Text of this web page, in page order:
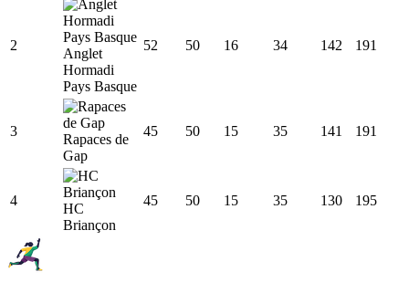
2
Anglet
Hormadi
Pays Basque
52 50 16 34 142 191
3
Rapaces de
Gap
45 50 15 35 141 191
4
HC
Briançon
45 50 15 35 130 195